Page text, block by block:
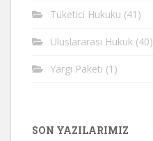
Tüketici Hukuku (41)
Uluslararası Hukuk (40)
Yargı Paketi (1)
SON YAZILARIMIZ